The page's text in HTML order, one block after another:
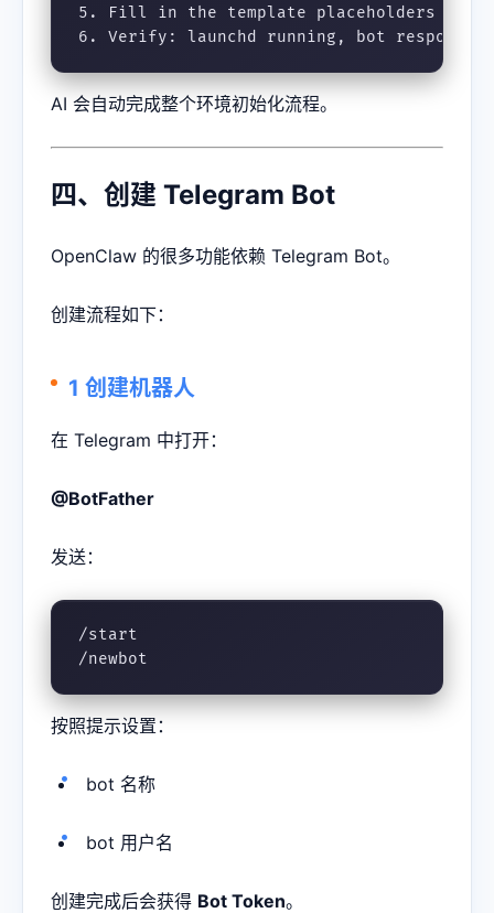
5. Fill in the template placeholders and
6. Verify: launchd running, bot responds
AI 会自动完成整个环境初始化流程。
四、创建 Telegram Bot
OpenClaw 的很多功能依赖 Telegram Bot。
创建流程如下：
1 创建机器人
在 Telegram 中打开：
@BotFather
发送：
/start
/newbot
按照提示设置：
bot 名称
bot 用户名
创建完成后会获得 Bot Token。